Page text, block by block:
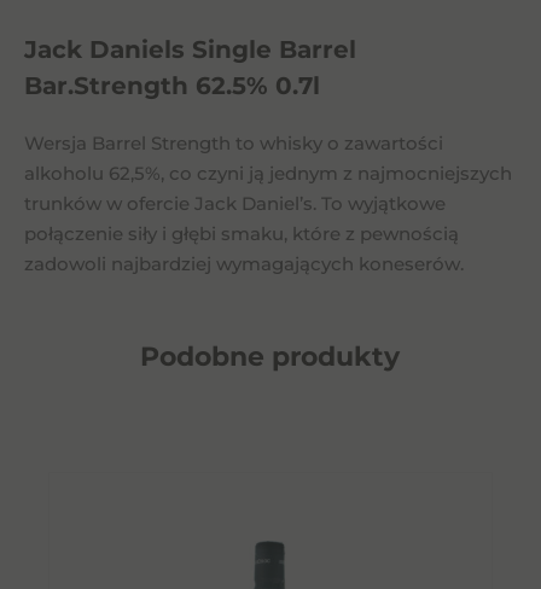
Jack Daniels Single Barrel
Bar.Strength 62.5% 0.7l
Wersja Barrel Strength to whisky o zawartości
alkoholu 62,5%, co czyni ją jednym z najmocniejszych
trunków w ofercie Jack Daniel’s. To wyjątkowe
połączenie siły i głębi smaku, które z pewnością
zadowoli najbardziej wymagających koneserów.
Podobne produkty